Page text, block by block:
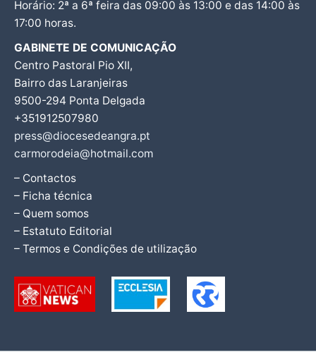
Horário: 2ª a 6ª feira das 09:00 às 13:00 e das 14:00 às
17:00 horas.
GABINETE DE COMUNICAÇÃO
Centro Pastoral Pio XII,
Bairro das Laranjeiras
9500-294 Ponta Delgada
+351912507980
press@diocesedeangra.pt
carmorodeia@hotmail.com
– Contactos
– Ficha técnica
– Quem somos
– Estatuto Editorial
– Termos e Condições de utilização